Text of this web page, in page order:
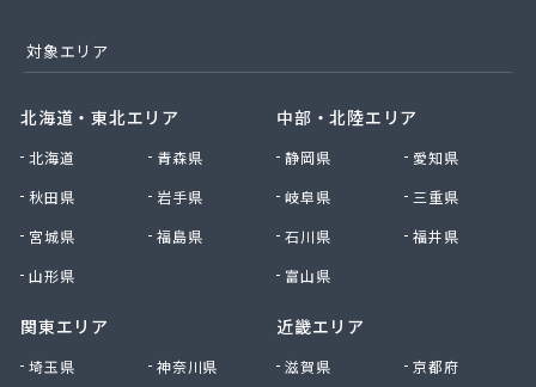
赤羽根プロパンガス
赤羽燃料店
川津商店
川俣商販株式会社
早見商店
足利ガス事業組合配送センター
足利団地ガス株式会社
大塚プロパン
大田原エルピーガス保安センター協同組合
対象エリア
北海道・東北エリア
北海道
青森県
秋田県
岩手県
宮城県
福島県
山形県
関東エリア
埼玉県
神奈川県
中部・北陸エリア
静岡県
愛知県
岐阜県
三重県
石川県
福井県
富山県
近畿エリア
滋賀県
京都府